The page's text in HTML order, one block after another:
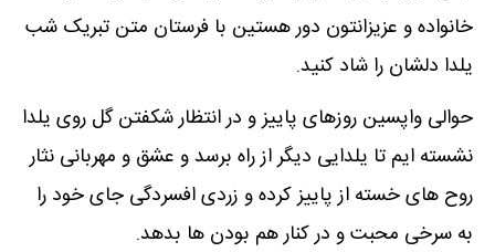
خانواده و عزیزانتون دور هستین با فرستان متن تبریک شب
یلدا دلشان را شاد کنید.
حوالی واپسین روزهای پاییز و در انتظار شکفتن گل روی یلدا
نشسته ایم تا یلدایی دیگر از راه برسد و عشق و مهربانی نثار
روح های خسته از پاییز کرده و زردی افسردگی جای خود را
به سرخی محبت و در کنار هم بودن ها بدهد.